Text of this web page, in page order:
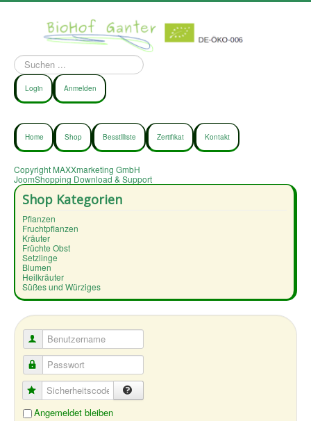
Suchen
...
Login Anmelden
Home Shop Besstllliste Zertifikat Kontakt
Copyright MAXXmarketing GmbH
JoomShopping Download & Support
Shop Kategorien
Pflanzen
Fruchtpflanzen
Kräuter
Früchte Obst
Setzlinge
Blumen
Heilkräuter
Süßes und Würziges
Benutzername
Passwort
Sicherheitscode
Angemeldet bleiben